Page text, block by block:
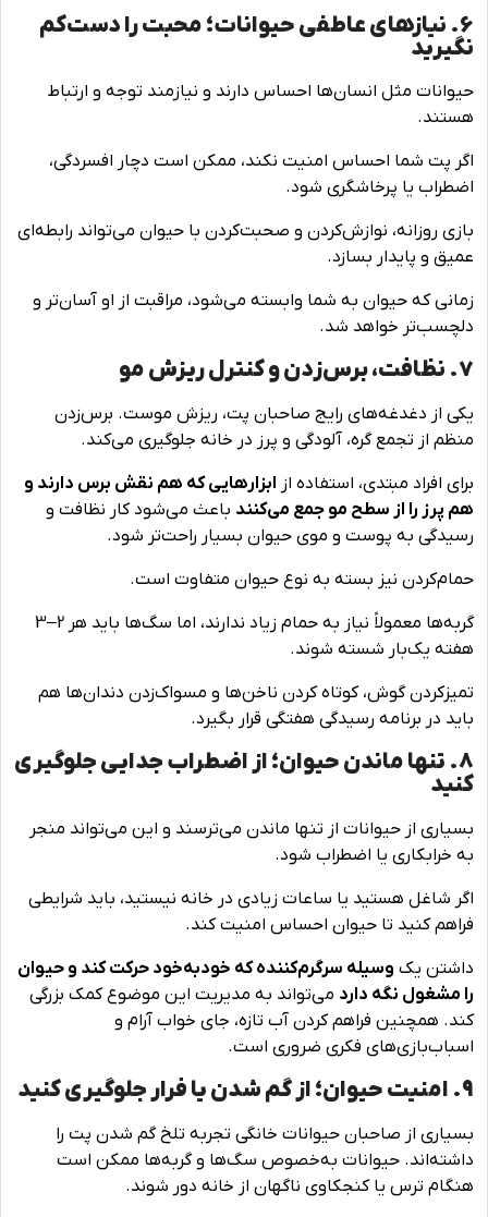
6. نیازهای عاطفی حیوانات؛ محبت را دست‌کم
نگیرید
حیوانات مثل انسان‌ها احساس دارند و نیازمند توجه و ارتباط
هستند.
اگر پت شما احساس امنیت نکند، ممکن است دچار افسردگی،
اضطراب یا پرخاشگری شود.
بازی روزانه، نوازش‌کردن و صحبت‌کردن با حیوان می‌تواند رابطه‌ای
عمیق و پایدار بسازد.
زمانی که حیوان به شما وابسته می‌شود، مراقبت از او آسان‌تر و
دلچسب‌تر خواهد شد.
7. نظافت، برس‌زدن و کنترل ریزش مو
یکی از دغدغه‌های رایج صاحبان پت، ریزش موست. برس‌زدن
منظم از تجمع گره، آلودگی و پرز در خانه جلوگیری می‌کند.
برای افراد مبتدی، استفاده از ابزارهایی که هم نقش برس دارند و
هم پرز را از سطح مو جمع می‌کنند باعث می‌شود کار نظافت و
رسیدگی به پوست و موی حیوان بسیار راحت‌تر شود.
حمام‌کردن نیز بسته به نوع حیوان متفاوت است.
گربه‌ها معمولاً نیاز به حمام زیاد ندارند، اما سگ‌ها باید هر 2–3
هفته یک‌بار شسته شوند.
تمیزکردن گوش، کوتاه کردن ناخن‌ها و مسواک‌زدن دندان‌ها هم
باید در برنامه رسیدگی هفتگی قرار بگیرد.
8. تنها ماندن حیوان؛ از اضطراب جدایی جلوگیری
کنید
بسیاری از حیوانات از تنها ماندن می‌ترسند و این می‌تواند منجر
به خرابکاری یا اضطراب شود.
اگر شاغل هستید یا ساعات زیادی در خانه نیستید، باید شرایطی
فراهم کنید تا حیوان احساس امنیت کند.
داشتن یک وسیله سرگرم‌کننده که خودبه‌خود حرکت کند و حیوان
را مشغول نگه دارد می‌تواند به مدیریت این موضوع کمک بزرگی
کند. همچنین فراهم کردن آب تازه، جای خواب آرام و
اسباب‌بازی‌های فکری ضروری است.
9. امنیت حیوان؛ از گم شدن یا فرار جلوگیری کنید
بسیاری از صاحبان حیوانات خانگی تجربه تلخ گم شدن پت را
داشته‌اند. حیوانات به‌خصوص سگ‌ها و گربه‌ها ممکن است
هنگام ترس یا کنجکاوی ناگهان از خانه دور شوند.